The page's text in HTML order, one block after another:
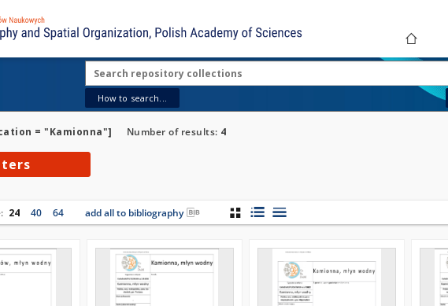
How to search...
= "Kamionna"] Number of results: 4
24 40 64 add all to bibliography